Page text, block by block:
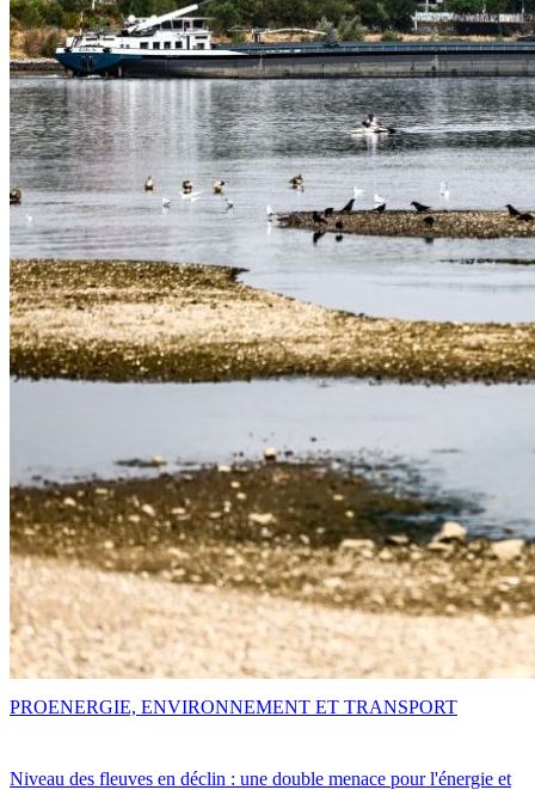
Niveau des fleuves en déclin : une double menace pour l'énergie et
PROENERGIE, ENVIRONNEMENT ET TRANSPORT